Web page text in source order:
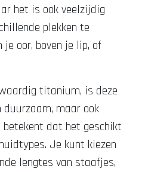
het is ook veelzijdig
plekken te
oor, boven je lip, of
titanium, is deze
maar ook
betekent dat het geschikt
Je kunt kiezen
lengtes van staafjes,